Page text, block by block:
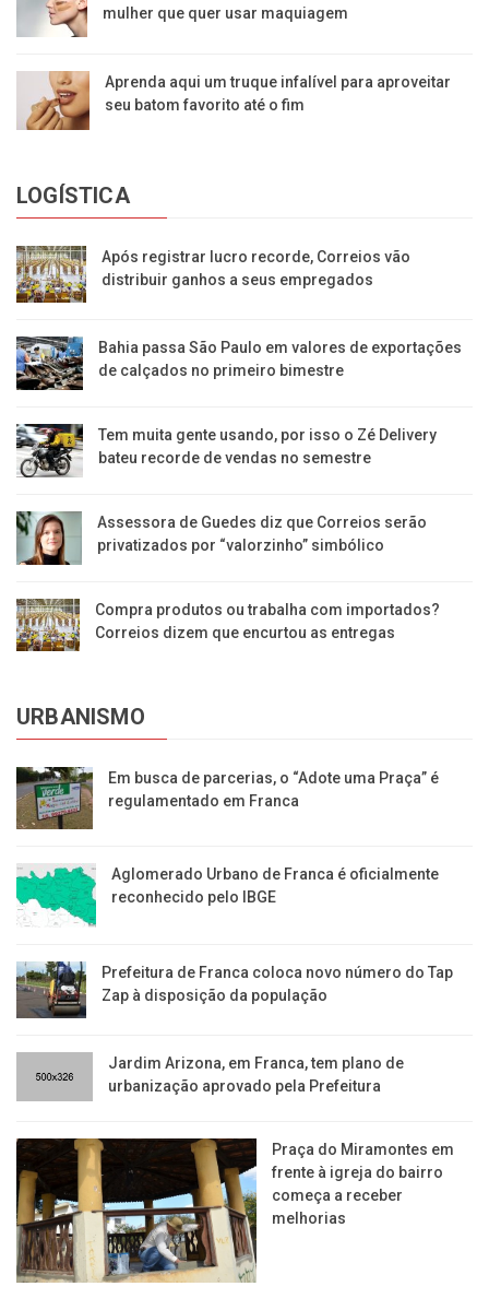
mulher que quer usar maquiagem
Aprenda aqui um truque infalível para aproveitar
seu batom favorito até o fim
LOGÍSTICA
Após registrar lucro recorde, Correios vão
distribuir ganhos a seus empregados
Bahia passa São Paulo em valores de exportações
de calçados no primeiro bimestre
Tem muita gente usando, por isso o Zé Delivery
bateu recorde de vendas no semestre
Assessora de Guedes diz que Correios serão
privatizados por “valorzinho” simbólico
Compra produtos ou trabalha com importados?
Correios dizem que encurtou as entregas
URBANISMO
Em busca de parcerias, o “Adote uma Praça” é
regulamentado em Franca
Aglomerado Urbano de Franca é oficialmente
reconhecido pelo IBGE
Prefeitura de Franca coloca novo número do Tap
Zap à disposição da população
Jardim Arizona, em Franca, tem plano de
urbanização aprovado pela Prefeitura
Praça do Miramontes em
frente à igreja do bairro
começa a receber
melhorias